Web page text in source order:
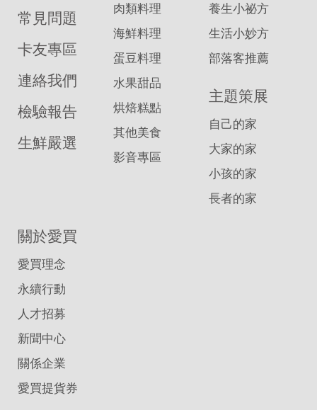
常見問題
卡友專區
連絡我們
檢驗報告
生鮮嚴選
肉類料理
海鮮料理
蛋豆料理
水果甜品
烘焙糕點
其他美食
影音專區
養生小祕方
生活小妙方
部落客推薦
主題策展
自己的家
大家的家
小孩的家
長者的家
關於愛買
愛買理念
永續行動
人才招募
新聞中心
關係企業
愛買提貨券